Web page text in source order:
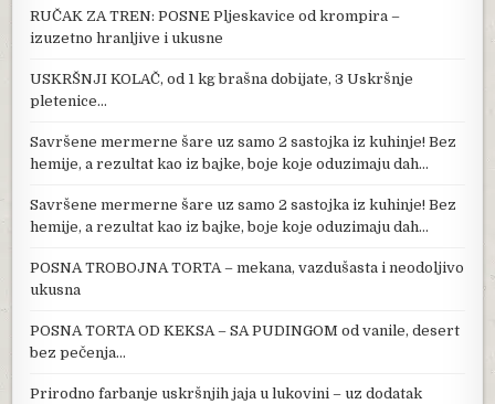
RUČAK ZA TREN: POSNE Pljeskavice od krompira –
izuzetno hranljive i ukusne
USKRŠNJI KOLAČ, od 1 kg brašna dobijate, 3 Uskršnje
pletenice…
Savršene mermerne šare uz samo 2 sastojka iz kuhinje! Bez
hemije, a rezultat kao iz bajke, boje koje oduzimaju dah…
Savršene mermerne šare uz samo 2 sastojka iz kuhinje! Bez
hemije, a rezultat kao iz bajke, boje koje oduzimaju dah…
POSNA TROBOJNA TORTA – mekana, vazdušasta i neodoljivo
ukusna
POSNA TORTA OD KEKSA – SA PUDINGOM od vanile, desert
bez pečenja…
Prirodno farbanje uskršnjih jaja u lukovini – uz dodatak